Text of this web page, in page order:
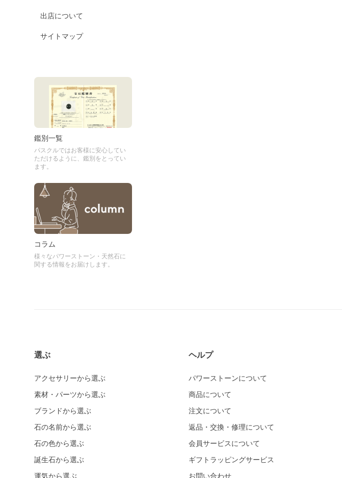
出店について
サイトマップ
鑑別一覧
パスクルではお客様に安心してい
ただけるように、鑑別をとってい
ます。
コラム
様々なパワーストーン・天然石に
関する情報をお届けします。
選ぶ
アクセサリーから選ぶ
素材・パーツから選ぶ
ブランドから選ぶ
石の名前から選ぶ
石の色から選ぶ
誕生石から選ぶ
運気から選ぶ
ヘルプ
パワーストーンについて
商品について
注文について
返品・交換・修理について
会員サービスについて
ギフトラッピングサービス
お問い合わせ